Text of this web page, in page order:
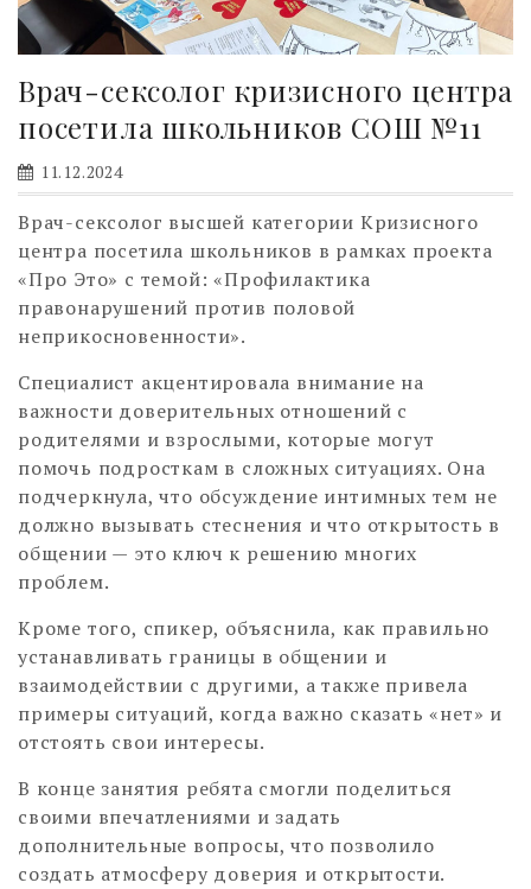
Врач-сексолог кризисного центра
посетила школьников СОШ №11
11.12.2024
Врач-сексолог высшей категории Кризисного
центра посетила школьников в рамках проекта
«Про Это» с темой: «Профилактика
правонарушений против половой
неприкосновенности».
Специалист акцентировала внимание на
важности доверительных отношений с
родителями и взрослыми, которые могут
помочь подросткам в сложных ситуациях. Она
подчеркнула, что обсуждение интимных тем не
должно вызывать стеснения и что открытость в
общении — это ключ к решению многих
проблем.
Кроме того, спикер, объяснила, как правильно
устанавливать границы в общении и
взаимодействии с другими, а также привела
примеры ситуаций, когда важно сказать «нет» и
отстоять свои интересы.
В конце занятия ребята смогли поделиться
своими впечатлениями и задать
дополнительные вопросы, что позволило
создать атмосферу доверия и открытости.